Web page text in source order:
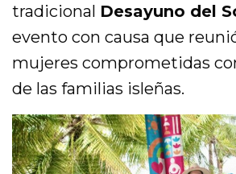
tradicional Desayuno del
evento con causa que
mujeres comprometidas
de las familias isleñas.